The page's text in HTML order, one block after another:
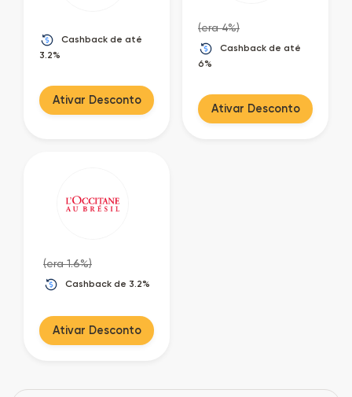
Cashback de até
3.2%
Ativar Desconto
(era 4%)
Cashback de até
6%
Ativar Desconto
(era 1.6%)
Cashback de 3.2%
Ativar Desconto